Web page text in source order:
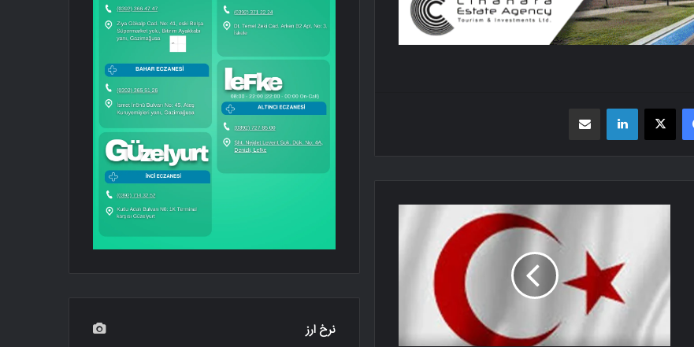
فیسبوک X لینکدین
نرخ ارز